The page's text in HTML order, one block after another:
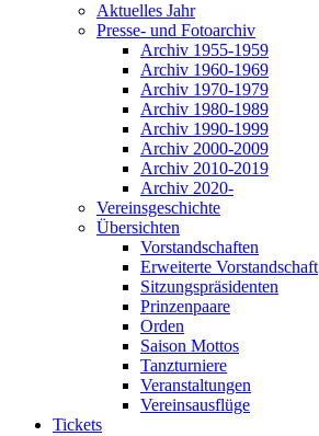
Aktuelles Jahr
Presse- und Fotoarchiv
Archiv 1955-1959
Archiv 1960-1969
Archiv 1970-1979
Archiv 1980-1989
Archiv 1990-1999
Archiv 2000-2009
Archiv 2010-2019
Archiv 2020-
Vereinsgeschichte
Übersichten
Vorstandschaften
Erweiterte Vorstandschaft
Sitzungspräsidenten
Prinzenpaare
Orden
Saison Mottos
Tanzturniere
Veranstaltungen
Vereinsausflüge
Tickets